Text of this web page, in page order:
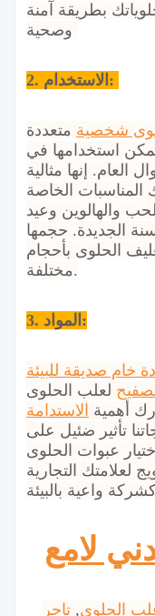
بطريقة آمنة
2. الاستخدام:
شخصية متعددة
استخدامها في
العام. إنها مثالية
المناسبات الخاصة
والهالوين وعيد
الجديدة. حجمها
الحلوى بأحجام
مختلفة.
3. المواد:
خام صديقة للبيئة
لعلب الحلوى
أهمية الاستدامة
تأثير ضئيل على
عبوات الحلوى
لعلامتك التجارية
لامع
الحلوى, تاجر